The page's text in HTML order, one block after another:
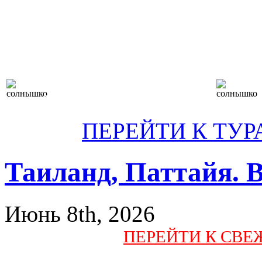
туры
ПЕРЕЙТИ К
Таиланд, Паттайя.
Июнь 8th, 2026
ПЕРЕЙТИ К